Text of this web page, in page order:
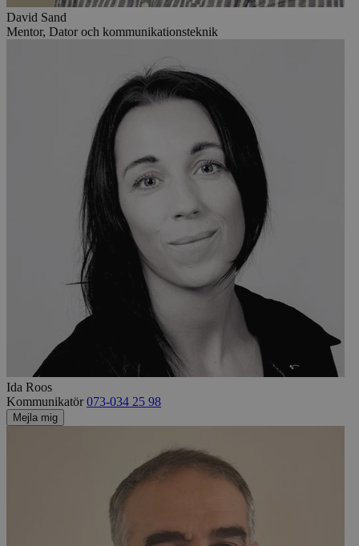
David Sand
Mentor, Dator och kommunikationsteknik
Ida Roos
Kommunikatör 073-034 25 98
Mejla mig